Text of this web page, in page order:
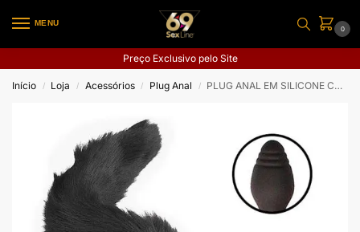
MENU
0
Preço Exclusivo pelo Site
Início / Loja / Acessórios / Plug Anal / PLUG ANAL EM SILICONE COM VIBRO RABO DE RAPOSA TAIL